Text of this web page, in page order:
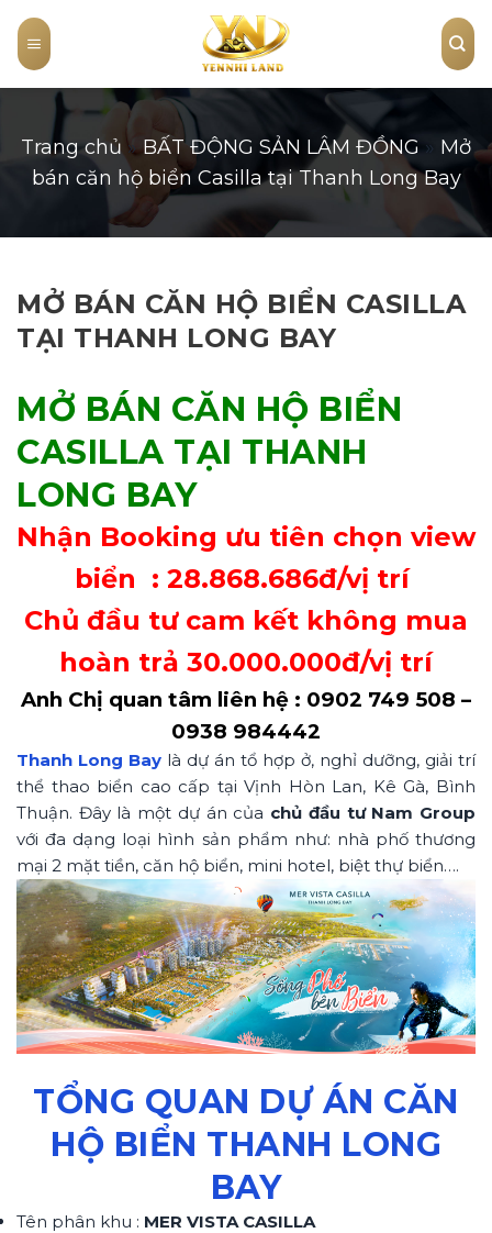
content
Trang chủ »BẤT ĐỘNG SẢN LÂM ĐỒNG » Mở
bán căn hộ biển Casilla tại Thanh Long Bay
MỞ BÁN CĂN HỘ BIỂN CASILLA
TẠI THANH LONG BAY
MỞ BÁN CĂN HỘ BIỂN
CASILLA TẠI THANH
LONG BAY
Nhận Booking ưu tiên chọn view
biển : 28.868.686đ/vị trí
Chủ đầu tư cam kết không mua
hoàn trả 30.000.000đ/vị trí
Anh Chị quan tâm liên hệ : 0902 749 508 –
0938 984442
Thanh Long Bay là dự án tổ hợp ở, nghỉ dưỡng, giải trí
thể thao biển cao cấp tại Vịnh Hòn Lan, Kê Gà, Bình
Thuận. Đây là một dự án của chủ đầu tư Nam Group
với đa dạng loại hình sản phẩm như: nhà phố thương
mại 2 mặt tiền, căn hộ biển, mini hotel, biệt thự biển….
TỔNG QUAN DỰ ÁN CĂN
HỘ BIỂN THANH LONG
BAY
Tên phân khu : MER VISTA CASILLA